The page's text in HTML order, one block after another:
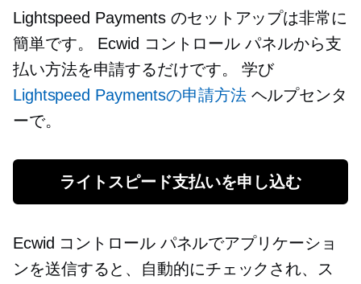
Lightspeed Payments のセットアップは非常に
簡単です。 Ecwid コントロール パネルから支
払い方法を申請するだけです。 学び
Lightspeed Paymentsの申請方法ヘルプセンタ
ーで。
ライトスピード支払いを申し込む
Ecwid コントロール パネルでアプリケーショ
ンを送信すると、自動的にチェックされ、ス